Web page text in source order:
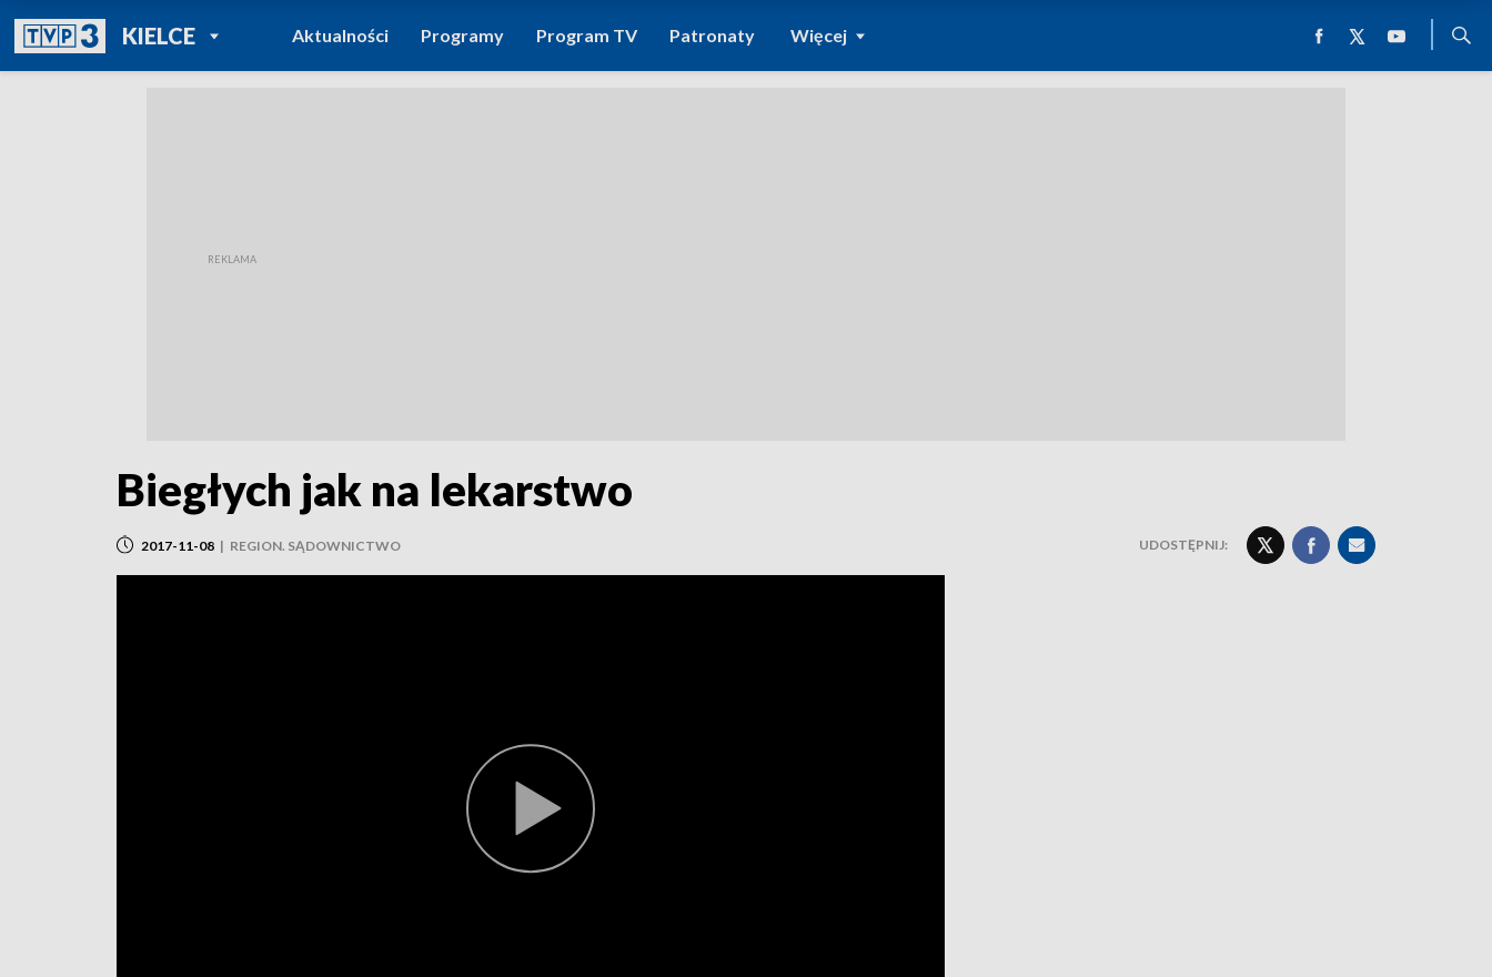
KIELCEPOWRÓT DO
TVP REGIONY
Aktualności Programy Program TV Patronaty Więcej
Biegłych jak na lekarstwo
2017-11-08 | REGION. SĄDOWNICTWO UDOSTĘPNIJ: